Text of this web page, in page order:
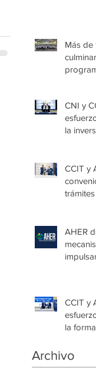
Más de
CNI y
la
CCIT y
AHER
CCIT y
la
nuevas
Archivo